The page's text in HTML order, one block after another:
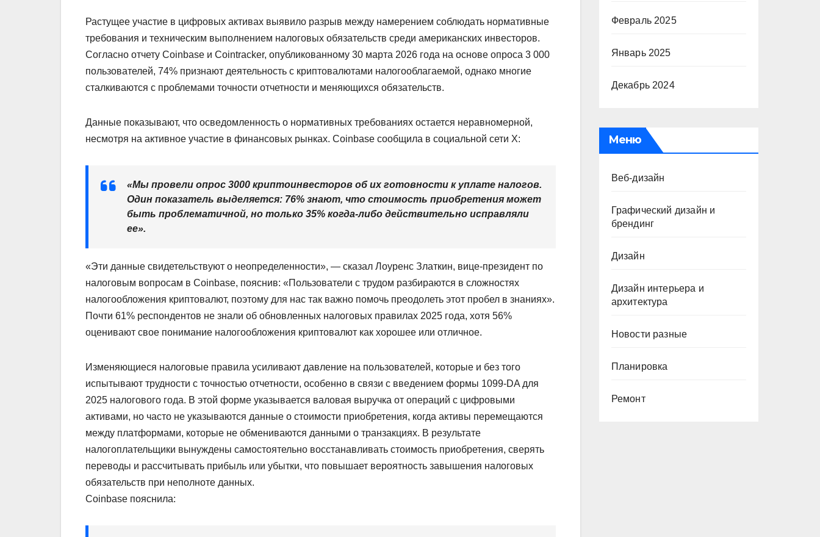
Растущее участие в цифровых активах выявило разрыв между намерением соблюдать нормативные
требования и техническим выполнением налоговых обязательств среди американских инвесторов.
Согласно отчету Coinbase и Cointracker, опубликованному 30 марта 2026 года на основе опроса 3 000
пользователей, 74% признают деятельность с криптовалютами налогооблагаемой, однако многие
сталкиваются с проблемами точности отчетности и меняющихся обязательств.
Данные показывают, что осведомленность о нормативных требованиях остается неравномерной,
несмотря на активное участие в финансовых рынках. Coinbase сообщила в социальной сети X:
«Мы провели опрос 3000 криптоинвесторов об их готовности к уплате налогов.
Один показатель выделяется: 76% знают, что стоимость приобретения может
быть проблематичной, но только 35% когда-либо действительно исправляли
ее».
«Эти данные свидетельствуют о неопределенности», — сказал Лоуренс Златкин, вице-президент по
налоговым вопросам в Coinbase, пояснив: «Пользователи с трудом разбираются в сложностях
налогообложения криптовалют, поэтому для нас так важно помочь преодолеть этот пробел в знаниях».
Почти 61% респондентов не знали об обновленных налоговых правилах 2025 года, хотя 56%
оценивают свое понимание налогообложения криптовалют как хорошее или отличное.
Изменяющиеся налоговые правила усиливают давление на пользователей, которые и без того
испытывают трудности с точностью отчетности, особенно в связи с введением формы 1099-DA для
2025 налогового года. В этой форме указывается валовая выручка от операций с цифровыми
активами, но часто не указываются данные о стоимости приобретения, когда активы перемещаются
между платформами, которые не обмениваются данными о транзакциях. В результате
налогоплательщики вынуждены самостоятельно восстанавливать стоимость приобретения, сверять
переводы и рассчитывать прибыль или убытки, что повышает вероятность завышения налоговых
обязательств при неполноте данных.
Coinbase пояснила:
Февраль 2025
Январь 2025
Декабрь 2024
Меню
Веб-дизайн
Графический дизайн и
брендинг
Дизайн
Дизайн интерьера и
архитектура
Новости разные
Планировка
Ремонт